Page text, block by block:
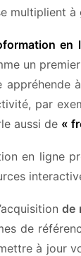
multiplient
un
par
aussi de «
en ligne
de
de
à jour